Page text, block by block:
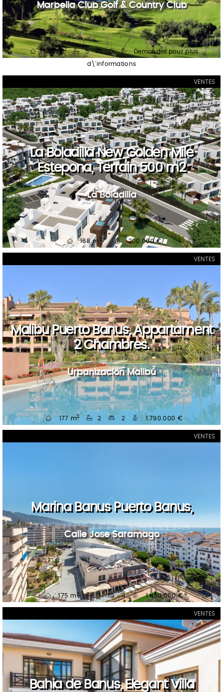
Marbella Club Golf & Country Club
800 m2 5 5 Demandez pour plus
d\'informations
VENTES
La Boladilla New Golden Mile
Estepona, Terrain 500 m2
La Boladilla
168 m2 200.000 €
VENTES
Malibu Puerto Banus, Appartament
2 Chambres.
Urbanizacion Malibú
177 m2 2 2 1.790.000 €
VENTES
Marina Banus Puerto Banus,
Calle Jose Saramago
175 m2 3 4 1.450.000 €
VENTES
Bahia de Banus, Elegant Villa